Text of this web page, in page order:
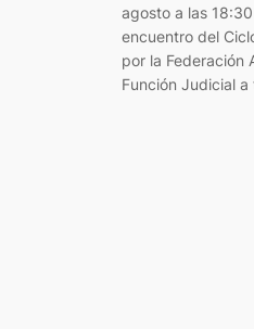
agosto a las
encuentro del
por la Federación
Función Judicial